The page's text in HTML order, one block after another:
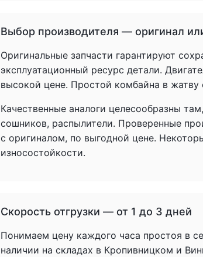
Выбор производителя — оригинал
Оригинальные запчасти гарантируют
эксплуатационный ресурс детали.
высокой цене. Простой комбайна в
Качественные аналоги целесообразны
сошников, распылители. Проверенные
с оригиналом, по выгодной цене.
износостойкости.
Скорость отгрузки — от 1 до 3 дней
Понимаем цену каждого часа простоя в
наличии на складах в Кропивницком и